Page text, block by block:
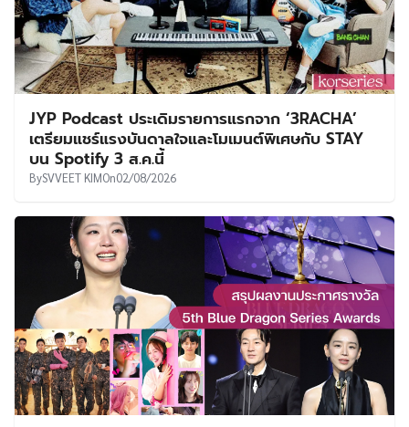
JYP Podcast ประเดิมรายการแรกจาก ‘3RACHA’
เตรียมแชร์แรงบันดาลใจและโมเมนต์พิเศษกับ STAY
บน Spotify 3 ส.ค.นี้
BySVVEET KIMOn02/08/2026